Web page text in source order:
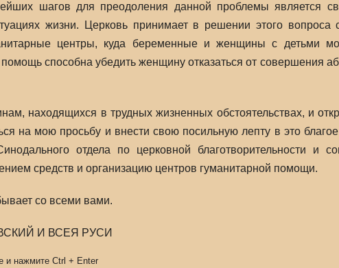
шагов для преодоления данной проблемы является
жизни. Церковь принимает в решении этого вопроса
центры, куда беременные и женщины с детьми
способна убедить женщину отказаться от совершения
находящихся в трудных жизненных обстоятельствах, и
на мою просьбу и внести свою посильную лепту в это
отдела по церковной благотворительности и
средств и организацию центров гуманитарной помощи.
со всеми вами.
И ВСЕЯ РУСИ
и нажмите Ctrl + Enter